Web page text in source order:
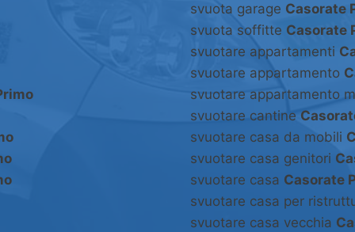
svuota garage Casorate
svuota soffitte Casorate
svuotare appartamenti
svuotare appartamento
svuotare appartamento
svuotare cantine
svuotare casa da mobili
svuotare casa genitori
svuotare casa Casorate
svuotare casa per
svuotare casa vecchia